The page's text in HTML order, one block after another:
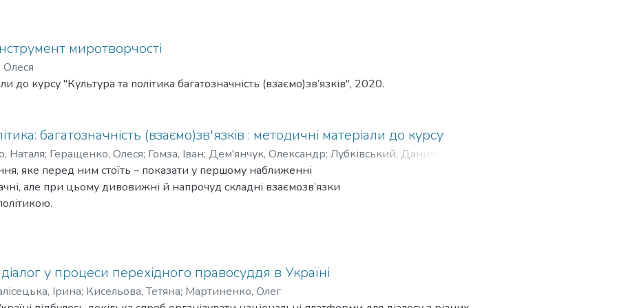
of the process
facilitated
of safe reintegration
level as well as among
on transitional
Ukraine also do not
approach.
development of
justice model and
levels of Ukrainian
synergy.
миротворчості
до курсу "Культура та політика багатозначність (взаємо)зв’язків", 2020.
багатозначність (взаємо)зв'язків : методичні матеріали до курсу
Наталя; Геращенко, Олеся; Гомза, Іван; Дем'янчук, Олександр; Лубківський, Данило
Латіфа Маріам;Осипчук, Анна;Осьмак, Владислава;Яковлєв, Максим
яке перед ним стоїть – показати у першому наближенні
але при цьому дивовижні й напрочуд складні взаємозв’язки
у процеси перехідного правосуддя в Україні
Ірина; Кисельова, Тетяна; Мартиненко, Олег